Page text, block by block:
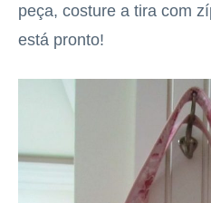
peça, costure a tira com
está pronto!